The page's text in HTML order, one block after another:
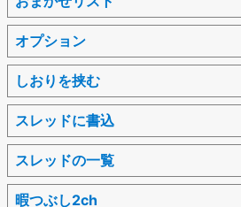
オプション
しおりを挟む
スレッドに書込
スレッドの一覧
暇つぶし2ch